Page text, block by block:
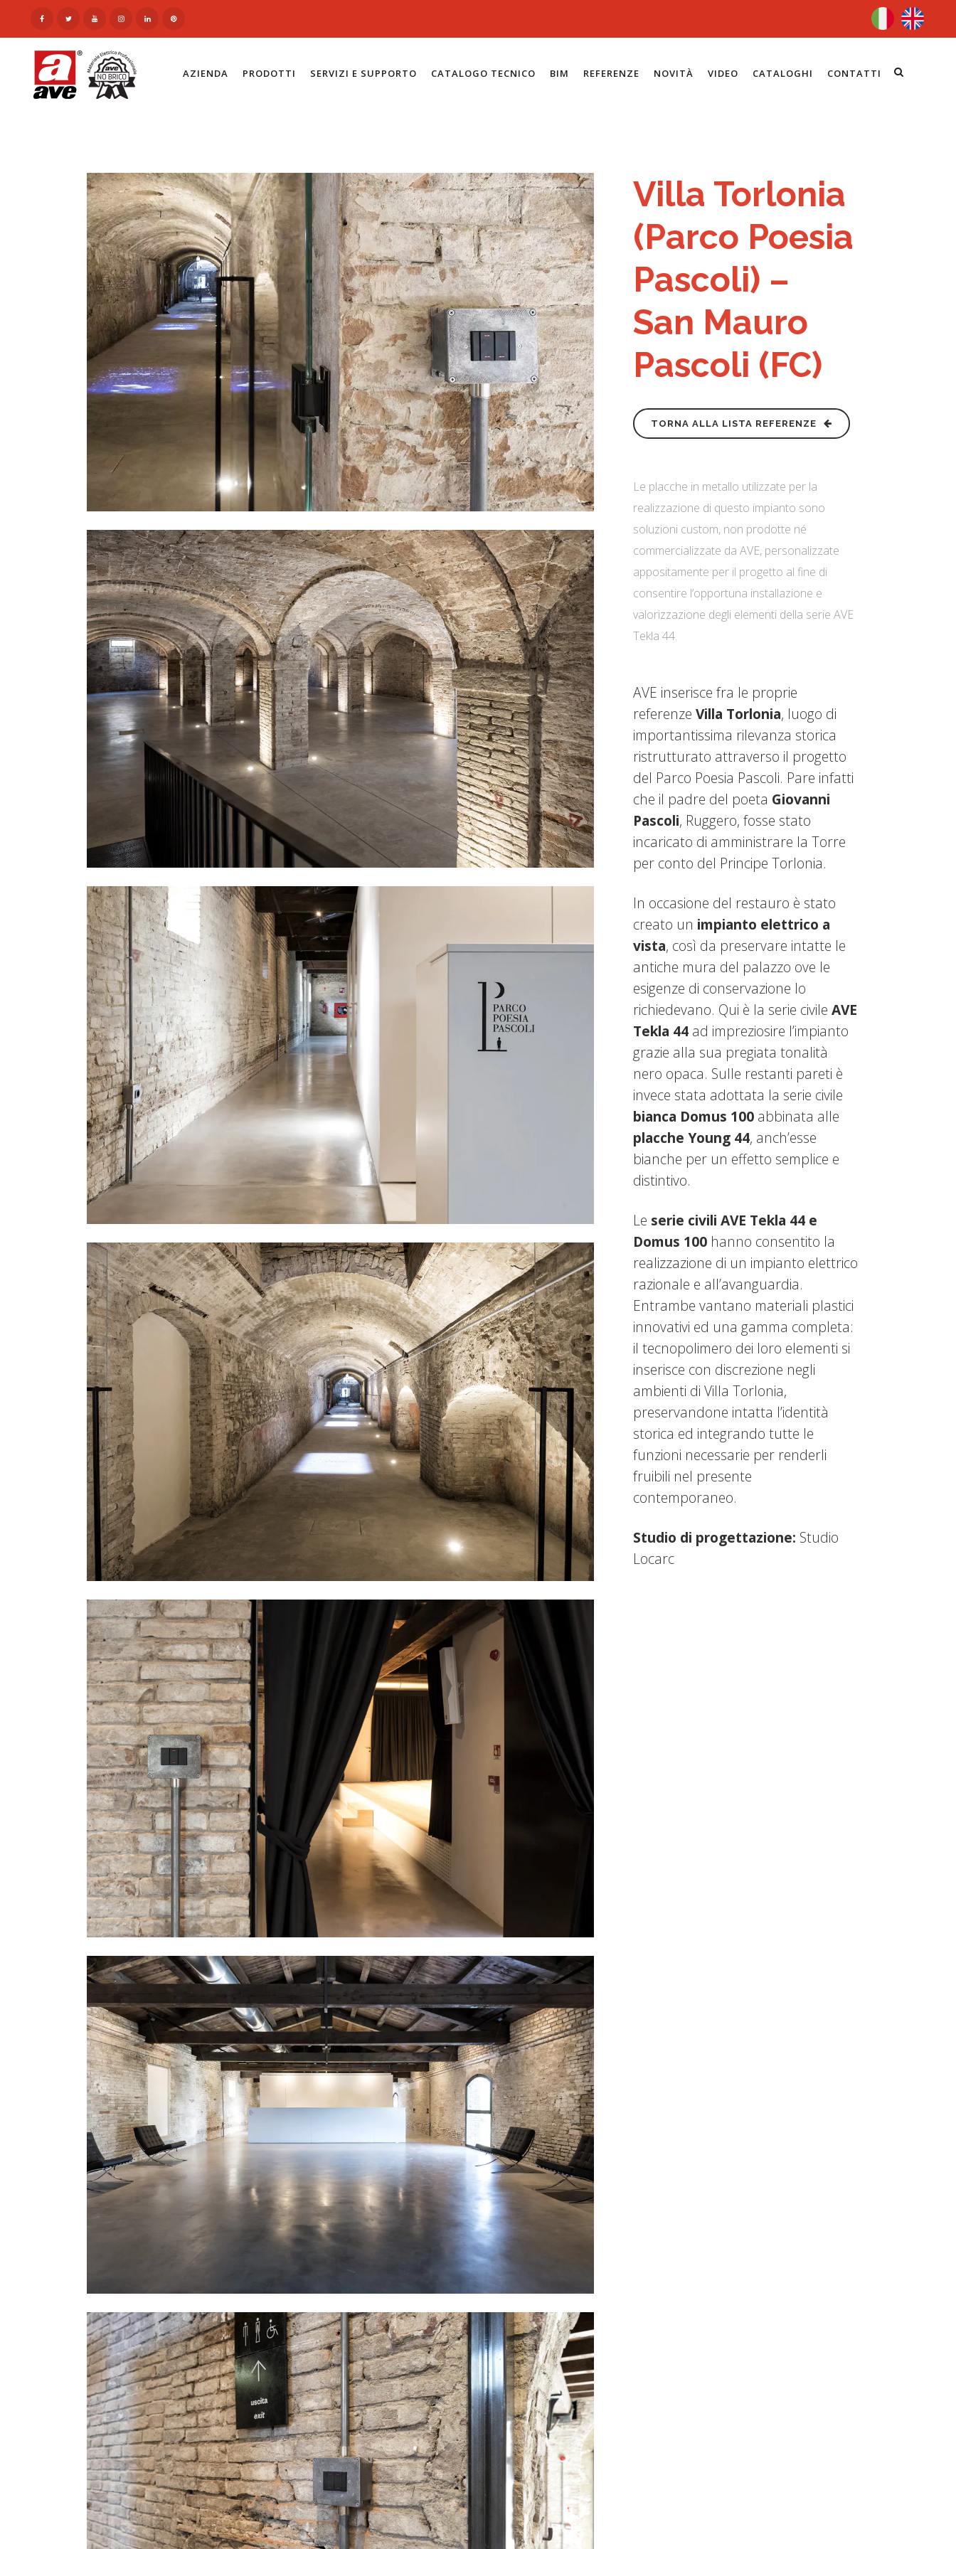
AZIENDA PRODOTTI SERVIZI E SUPPORTO CATALOGO TECNICO BIM REFERENZE NOVITÀ VIDEO CATALOGHI CONTATTI
Villa Torlonia
(Parco Poesia
Pascoli) –
San Mauro
Pascoli (FC)
TORNA ALLA LISTA REFERENZE
Le placche in metallo utilizzate per la
realizzazione di questo impianto sono
soluzioni custom, non prodotte né
commercializzate da AVE, personalizzate
appositamente per il progetto al fine di
consentire l’opportuna installazione e
valorizzazione degli elementi della serie AVE
Tekla 44.​
AVE inserisce fra le proprie
referenzeVilla Torlonia, luogo di
importantissima rilevanza storica
ristrutturato attraverso il progetto
del Parco Poesia Pascoli. Pare infatti
che il padre del poeta Giovanni
Pascoli, Ruggero, fosse stato
incaricato di amministrare la Torre
per conto del Principe Torlonia.
In occasione del restauro è stato
creato un impianto elettrico a
vista, così da preservare intatte le
antiche mura del palazzo ove le
esigenze di conservazione lo
richiedevano. Qui è la serie civileAVE
Tekla 44 ad impreziosire l’impianto
grazie alla sua pregiata tonalità
nero opaca. Sulle restanti pareti è
invece stata adottata la serie civile
bianca Domus 100 abbinata alle
placche Young 44, anch’esse
bianche per un effetto semplice e
distintivo.
Le serie civili AVE Tekla 44 e
Domus 100 hanno consentito la
realizzazione di un impianto elettrico
razionale e all’avanguardia.
Entrambe vantano materiali plastici
innovativi ed una gamma completa:
il tecnopolimero dei loro elementi si
inserisce con discrezione negli
ambienti di Villa Torlonia,
preservandone intatta l’identità
storica ed integrando tutte le
funzioni necessarie per renderli
fruibili nel presente
contemporaneo.
Studio di progettazione: Studio
Locarc